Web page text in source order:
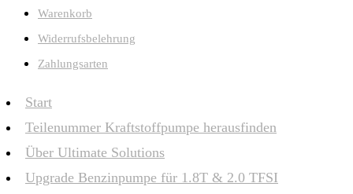
Warenkorb
Widerrufsbelehrung
Zahlungsarten
Start
Teilenummer Kraftstoffpumpe herausfinden
Über Ultimate Solutions
Upgrade Benzinpumpe für 1.8T & 2.0 TFSI